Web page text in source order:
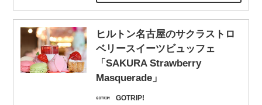
ヒルトン名古屋のサクラストロ
ベリースイーツビュッフェ
「SAKURA Strawberry
Masquerade」
GOTRIP!